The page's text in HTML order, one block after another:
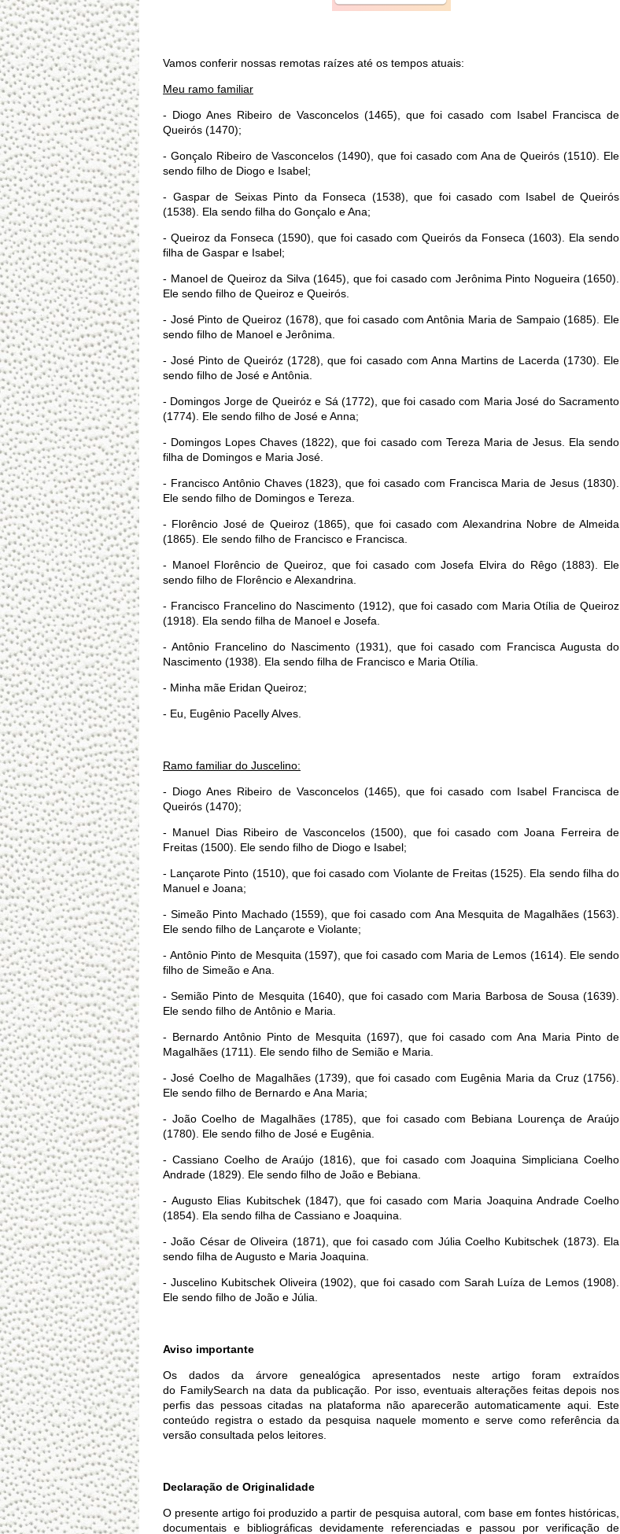
Vamos conferir nossas remotas raízes até os tempos atuais:
Meu ramo familiar
- Diogo Anes Ribeiro de Vasconcelos (1465), que foi casado com Isabel Francisca de
Queirós (1470);
- Gonçalo Ribeiro de Vasconcelos (1490), que foi casado com Ana de Queirós (1510). Ele
sendo filho de Diogo e Isabel;
- Gaspar de Seixas Pinto da Fonseca (1538), que foi casado com Isabel de Queirós
(1538). Ela sendo filha do Gonçalo e Ana;
- Queiroz da Fonseca (1590), que foi casado com Queirós da Fonseca (1603). Ela sendo
filha de Gaspar e Isabel;
- Manoel de Queiroz da Silva (1645), que foi casado com Jerônima Pinto Nogueira (1650).
Ele sendo filho de Queiroz e Queirós.
- José Pinto de Queiroz (1678), que foi casado com Antônia Maria de Sampaio (1685). Ele
sendo filho de Manoel e Jerônima.
- José Pinto de Queiróz (1728), que foi casado com Anna Martins de Lacerda (1730). Ele
sendo filho de José e Antônia.
- Domingos Jorge de Queiróz e Sá (1772), que foi casado com Maria José do Sacramento
(1774). Ele sendo filho de José e Anna;
- Domingos Lopes Chaves (1822), que foi casado com Tereza Maria de Jesus. Ela sendo
filha de Domingos e Maria José.
- Francisco Antônio Chaves (1823), que foi casado com Francisca Maria de Jesus (1830).
Ele sendo filho de Domingos e Tereza.
- Florêncio José de Queiroz (1865), que foi casado com Alexandrina Nobre de Almeida
(1865). Ele sendo filho de Francisco e Francisca.
- Manoel Florêncio de Queiroz, que foi casado com Josefa Elvira do Rêgo (1883). Ele
sendo filho de Florêncio e Alexandrina.
- Francisco Francelino do Nascimento (1912), que foi casado com Maria Otília de Queiroz
(1918). Ela sendo filha de Manoel e Josefa.
- Antônio Francelino do Nascimento (1931), que foi casado com Francisca Augusta do
Nascimento (1938). Ela sendo filha de Francisco e Maria Otília.
- Minha mãe Eridan Queiroz;
- Eu, Eugênio Pacelly Alves.
Ramo familiar do Juscelino:
- Diogo Anes Ribeiro de Vasconcelos (1465), que foi casado com Isabel Francisca de
Queirós (1470);
- Manuel Dias Ribeiro de Vasconcelos (1500), que foi casado com Joana Ferreira de
Freitas (1500). Ele sendo filho de Diogo e Isabel;
- Lançarote Pinto (1510), que foi casado com Violante de Freitas (1525). Ela sendo filha do
Manuel e Joana;
- Simeão Pinto Machado (1559), que foi casado com Ana Mesquita de Magalhães (1563).
Ele sendo filho de Lançarote e Violante;
- Antônio Pinto de Mesquita (1597), que foi casado com Maria de Lemos (1614). Ele sendo
filho de Simeão e Ana.
- Semião Pinto de Mesquita (1640), que foi casado com Maria Barbosa de Sousa (1639).
Ele sendo filho de Antônio e Maria.
- Bernardo Antônio Pinto de Mesquita (1697), que foi casado com Ana Maria Pinto de
Magalhães (1711). Ele sendo filho de Semião e Maria.
- José Coelho de Magalhães (1739), que foi casado com Eugênia Maria da Cruz (1756).
Ele sendo filho de Bernardo e Ana Maria;
- João Coelho de Magalhães (1785), que foi casado com Bebiana Lourença de Araújo
(1780). Ele sendo filho de José e Eugênia.
- Cassiano Coelho de Araújo (1816), que foi casado com Joaquina Simpliciana Coelho
Andrade (1829). Ele sendo filho de João e Bebiana.
- Augusto Elias Kubitschek (1847), que foi casado com Maria Joaquina Andrade Coelho
(1854). Ela sendo filha de Cassiano e Joaquina.
- João César de Oliveira (1871), que foi casado com Júlia Coelho Kubitschek (1873). Ela
sendo filha de Augusto e Maria Joaquina.
- Juscelino Kubitschek Oliveira (1902), que foi casado com Sarah Luíza de Lemos (1908).
Ele sendo filho de João e Júlia.
Aviso importante
Os dados da árvore genealógica apresentados neste artigo foram extraídos
do FamilySearch na data da publicação. Por isso, eventuais alterações feitas depois nos
perfis das pessoas citadas na plataforma não aparecerão automaticamente aqui. Este
conteúdo registra o estado da pesquisa naquele momento e serve como referência da
versão consultada pelos leitores.
Declaração de Originalidade
O presente artigo foi produzido a partir de pesquisa autoral, com base em fontes históricas,
documentais e bibliográficas devidamente referenciadas e passou por verificação de